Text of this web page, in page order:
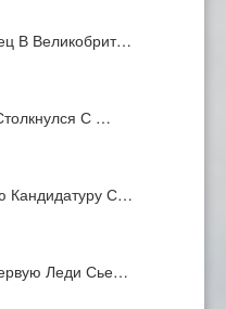
В Великобрит…
С …
Кандидатуру С…
Леди Сье…